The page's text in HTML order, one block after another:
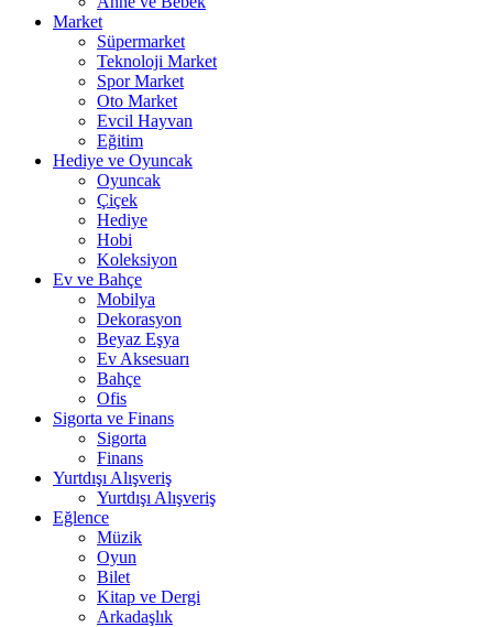
Market
Süpermarket
Teknoloji Market
Spor Market
Oto Market
Evcil Hayvan
Eğitim
Hediye ve Oyuncak
Oyuncak
Çiçek
Hediye
Hobi
Koleksiyon
Ev ve Bahçe
Mobilya
Dekorasyon
Beyaz Eşya
Ev Aksesuarı
Bahçe
Ofis
Sigorta ve Finans
Sigorta
Finans
Yurtdışı Alışveriş
Yurtdışı Alışveriş
Eğlence
Müzik
Oyun
Bilet
Kitap ve Dergi
Arkadaşlık